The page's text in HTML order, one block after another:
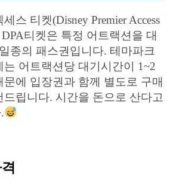
스 티켓(Disney Premier Access
티켓은 특정 어트랙션을 대
종의 패스권입니다. 테마파크
어트랙션당 대기시간이 1~2
에 입장권과 함께 별도로 구매
립니다. 시간을 돈으로 산다고